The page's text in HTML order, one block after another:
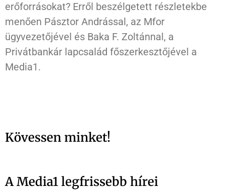
erőforrásokat? Erről beszélgetett részletekbe
menően Pásztor Andrással, az Mfor
ügyvezetőjével és Baka F. Zoltánnal, a
Privátbankár lapcsalád főszerkesztőjével a
Media1.
Kövessen minket!
A Media1 legfrissebb hírei